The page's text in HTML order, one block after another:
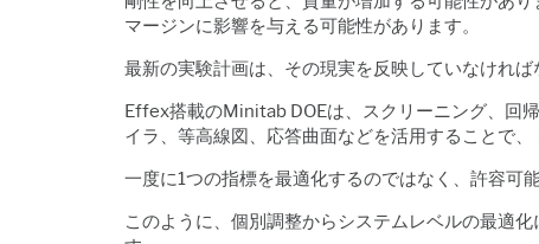
マージンに影響を与える可能性があります。
最新の実験計画は、その現実を反映していなければ
Effex搭載のMinitab DOEは、スクリーニング、回
イラ、等高線図、応答曲面などを活用することで、
一度に1つの指標を最適化するのではなく、許容可
このように、個別調整からシステムレベルの最適